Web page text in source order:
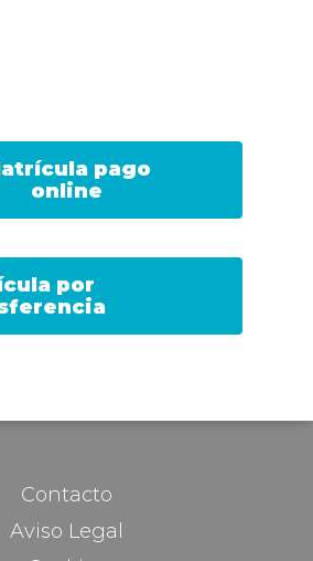
pago
online
por
Contacto
Aviso Legal